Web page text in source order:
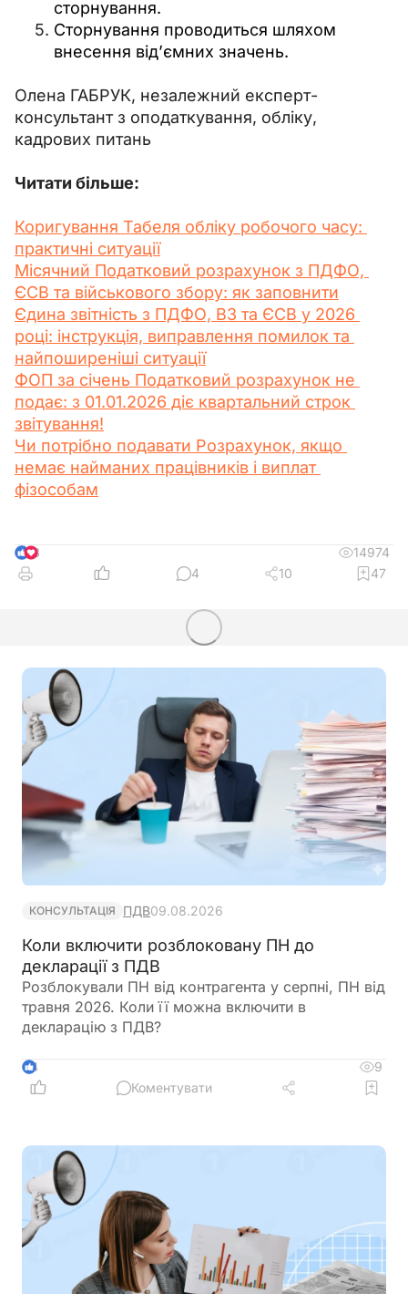
сторнування.
Сторнування проводиться шляхом
внесення від’ємних значень.
Олена ГАБРУК, незалежний експерт-
консультант з оподаткування, обліку,
кадрових питань
Читати більше:
Коригування Табеля обліку робочого часу:
практичні ситуації
Місячний Податковий розрахунок з ПДФО,
ЄСВ та військового збору: як заповнити
Єдина звітність з ПДФО, ВЗ та ЄСВ у 2026
році: інструкція, виправлення помилок та
найпоширеніші ситуації
ФОП за січень Податковий розрахунок не
подає: з 01.01.2026 діє квартальний строк
звітування!
Чи потрібно подавати Розрахунок, якщо
немає найманих працівників і виплат
фізособам
8
14974
4
10 47
КОНСУЛЬТАЦІЯ ПДВ09.08.2026
Коли включити розблоковану ПН до
декларації з ПДВ
Розблокували ПН від контрагента у серпні, ПН від
травня 2026. Коли її можна включити в
декларацію з ПДВ?
4
9
Коментувати